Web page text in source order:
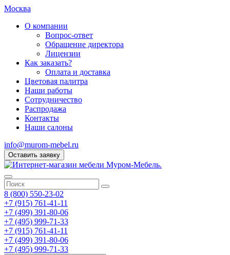
Москва
О компании
Вопрос-ответ
Обращение директора
Лицензии
Как заказать?
Оплата и доставка
Цветовая палитра
Наши работы
Сотрудничество
Распродажа
Контакты
Наши салоны
info@murom-mebel.ru
Оставить заявку
8 (800) 550-23-02
+7 (915) 761-41-11
+7 (499) 391-80-06
+7 (495) 999-71-33
+7 (915) 761-41-11
+7 (499) 391-80-06
+7 (495) 999-71-33